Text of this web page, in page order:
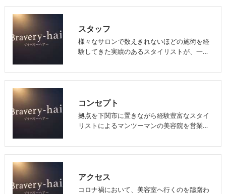
スタッフ
様々なサロンで数えきれないほどの施術を経
験してきた実績のあるスタイリストが、一…
コンセプト
拠点を下関市に置きながら経験豊富なスタイ
リストによるマンツーマンの美容院を営業…
アクセス
コロナ禍において、美容室へ行くのを躊躇わ